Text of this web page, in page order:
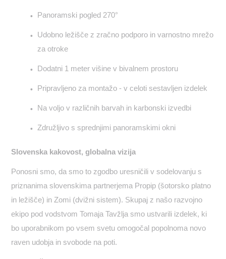
Panoramski pogled 270°
Udobno ležišče z zračno podporo in varnostno mrežo
za otroke
Dodatni 1 meter višine v bivalnem prostoru
Pripravljeno za montažo - v celoti sestavljen izdelek
Na voljo v različnih barvah in karbonski izvedbi
Združljivo s sprednjimi panoramskimi okni
Slovenska kakovost, globalna vizija
Ponosni smo, da smo to zgodbo uresničili v sodelovanju s
priznanima slovenskima partnerjema Propip (šotorsko platno
in ležišče) in Zomi (dvižni sistem). Skupaj z našo razvojno
ekipo pod vodstvom Tomaja Tavžlja smo ustvarili izdelek, ki
bo uporabnikom po vsem svetu omogočal popolnoma novo
raven udobja in svobode na poti.